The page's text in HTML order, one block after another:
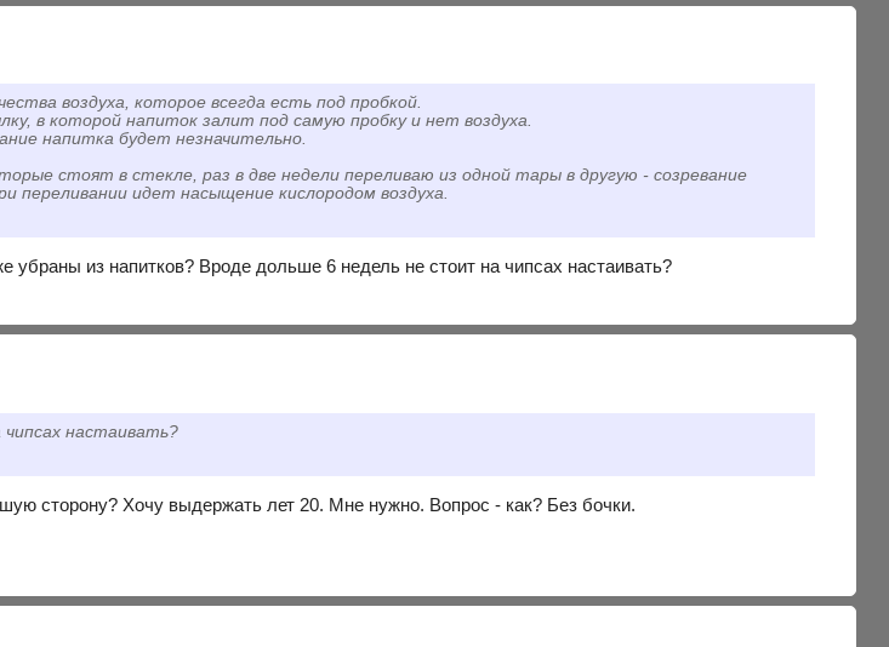
воздуха, которое всегда есть под пробкой.
в которой напиток залит под самую пробку и нет воздуха.
напитка будет незначительно.
стоят в стекле, раз в две недели переливаю из одной тары в другую - созревание
переливании идет насыщение кислородом воздуха.
из напитков? Вроде дольше 6 недель не стоит на чипсах настаивать?
настаивать?
сторону? Хочу выдержать лет 20. Мне нужно. Вопрос - как? Без бочки.